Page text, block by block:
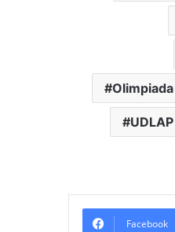
UDLAP
Facebook